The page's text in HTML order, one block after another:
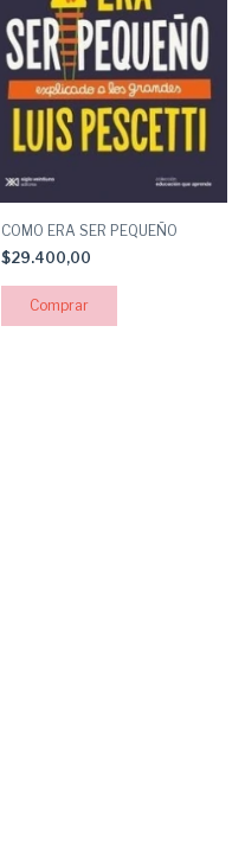
COMO ERA SER PEQUEÑO
$29.400,00